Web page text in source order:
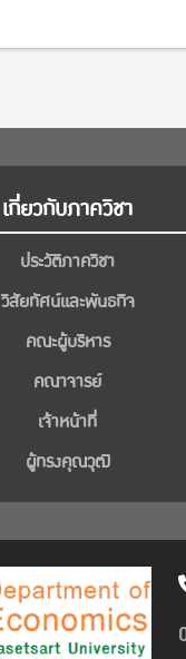
เกี่ยวกับภาควิชา
ประวัติภาควิชา
วิสัยทัศน์และพันธกิจ
คณะผู้บริหาร
คณาจารย์
เจ้าหน้าที่
ผู้ทรงคุณวุฒิ